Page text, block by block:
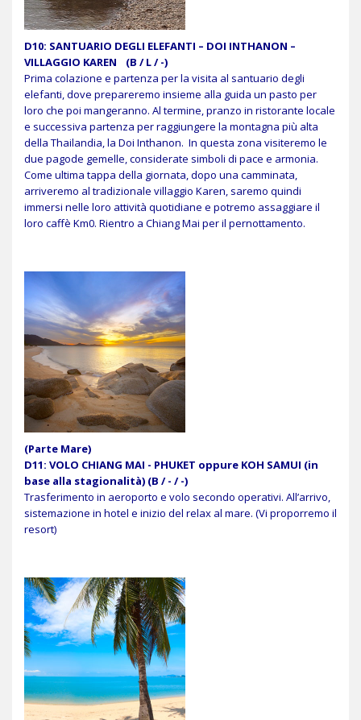
D10: SANTUARIO DEGLI ELEFANTI – DOI INTHANON –
VILLAGGIO KAREN (B / L / -)
Prima colazione e partenza per la visita al santuario degli
elefanti, dove prepareremo insieme alla guida un pasto per
loro che poi mangeranno. Al termine, pranzo in ristorante locale
e successiva partenza per raggiungere la montagna più alta
della Thailandia, la Doi Inthanon. In questa zona visiteremo le
due pagode gemelle, considerate simboli di pace e armonia.
Come ultima tappa della giornata, dopo una camminata,
arriveremo al tradizionale villaggio Karen, saremo quindi
immersi nelle loro attività quotidiane e potremo assaggiare il
loro caffè Km0. Rientro a Chiang Mai per il pernottamento.
(Parte Mare)
D11: VOLO CHIANG MAI - PHUKET oppure KOH SAMUI (in
base alla stagionalità) (B / - / -)
Trasferimento in aeroporto e volo secondo operativi. All’arrivo,
sistemazione in hotel e inizio del relax al mare. (Vi proporremo il
resort)